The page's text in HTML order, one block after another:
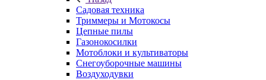
Садовая техника
Триммеры и Мотокосы
Цепные пилы
Газонокосилки
Мотоблоки и культиваторы
Снегоуборочные машины
Воздуходувки